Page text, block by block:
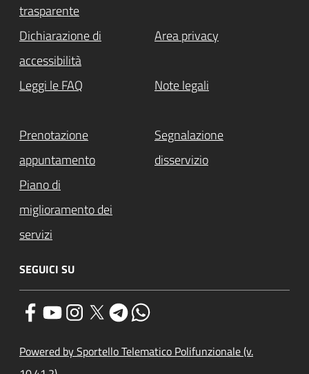
trasparente
Dichiarazione di
accessibilità
Area privacy
Leggi le FAQ Note legali
Prenotazione
appuntamento
Segnalazione
disservizio
Piano di
miglioramento dei
servizi
SEGUICI SU
Powered by Sportello Telematico Polifunzionale (v.